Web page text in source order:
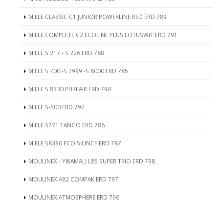
MIELE CLASSIC C1 JUNIOR POWERLINE RED ERD 789
MIELE COMPLETE C2 ECOLINE PLUS LOTUSWIT ERD 791
MIELE S 217 - S 226 ERD 788
MIELE S 700 -S 7999 -S 8000 ERD 785
MIELE S 8330 PUREAIR ERD 790
MIELE S-500 ERD 792
MIELE S771 TANGO ERD 786
MIELE S8390 ECO SILINCE ERD 787
MOULINEX - YIKAMALI L85 SUPER TRIO ERD 798
MOULINEX A82 COMPAK ERD 797
MOULINEX ATMOSPHERE ERD 796